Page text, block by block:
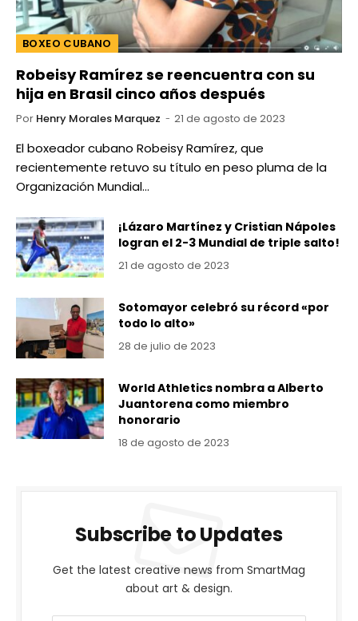
BOXEO CUBANO
Robeisy Ramírez se reencuentra con su
hija en Brasil cinco años después
Por Henry Morales Marquez 21 de agosto de 2023
El boxeador cubano Robeisy Ramírez, que
recientemente retuvo su título en peso pluma de la
Organización Mundial…
¡Lázaro Martínez y Cristian Nápoles
logran el 2-3 Mundial de triple salto!
21 de agosto de 2023
Sotomayor celebró su récord «por
todo lo alto»
28 de julio de 2023
World Athletics nombra a Alberto
Juantorena como miembro
honorario
18 de agosto de 2023
Subscribe to Updates
Get the latest creative news from SmartMag
about art & design.